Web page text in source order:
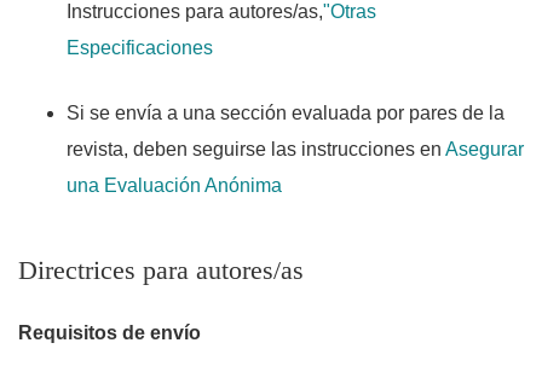
Instrucciones para autores/as,"Otras
Especificaciones
Si se envía a una sección evaluada por pares de la
revista, deben seguirse las instrucciones en Asegurar
una Evaluación Anónima
Directrices para autores/as
Requisitos de envío